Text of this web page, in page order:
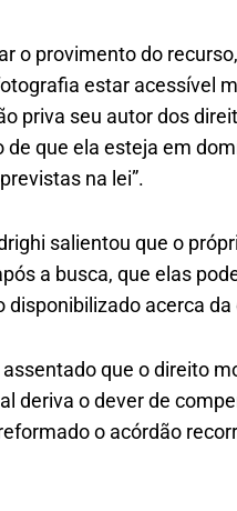
o provimento do
estar acessível
priva seu autor dos
de que ela esteja em
na lei”.
salientou que o
a busca, que elas
disponibilizado acerca
assentado que o direito
deriva o dever de
o acórdão